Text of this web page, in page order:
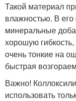
Такой материал
влажностью. В его
минеральные
хорошую
очень тонкие на
быстрая
Важно!
использовать